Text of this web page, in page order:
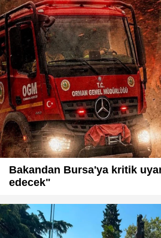
Bakandan Bursa'ya kritik
edecek"